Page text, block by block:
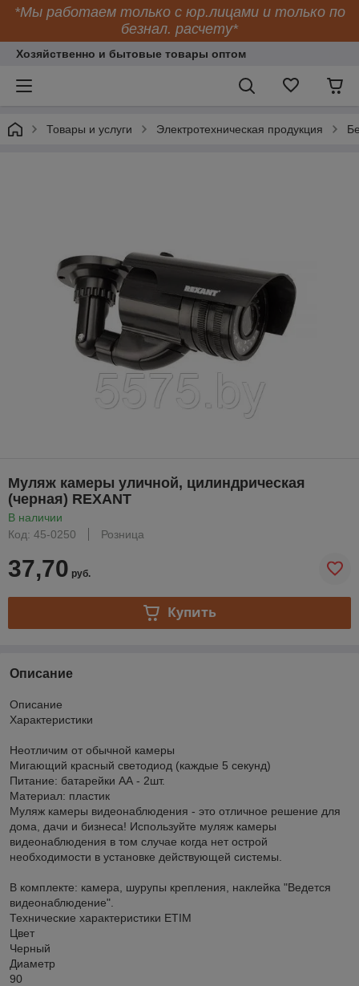
*Мы работаем только с юр.лицами и только по
безнал. расчету*
Хозяйственно и бытовые товары оптом
Товары и услуги Электротехническая продукция
Муляж камеры уличной, цилиндрическая
(черная) REXANT
В наличии
Код: 45-0250
Розница
37,70 руб.
Купить
Описание
Описание
Характеристики
Неотличим от обычной камеры
Мигающий красный светодиод (каждые 5 секунд)
Питание: батарейки AА - 2шт.
Материал: пластик
Муляж камеры видеонаблюдения - это отличное решение для
дома, дачи и бизнеса! Используйте муляж камеры
видеонаблюдения в том случае когда нет острой
необходимости в установке действующей системы.
В комплекте: камера, шурупы крепления, наклейка "Ведется
видеонаблюдение".
Технические характеристики ETIM
Цвет
Черный
Диаметр
90